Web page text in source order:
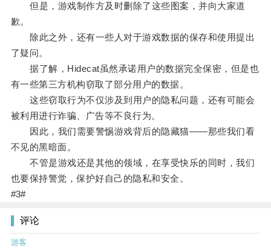
但是，游戏制作方及时删除了这些图案，并向大家道
歉。
除此之外，还有一些人对于游戏数据的保存和使用提出
了疑问。
据了解，Hidecat虽然承诺用户的数据完全保密，但是也
有一些第三方机构窃取了部分用户的数据。
这些窃取行为不仅涉及到用户的隐私问题，还有可能会
被利用进行诈骗、广告等不良行为。
因此，我们需要警惕游戏背后的隐藏猫——那些我们看
不见的黑暗面。
不管是游戏还是其他的领域，在享受快乐的同时，我们
也要保持警觉，保护好自己的隐私和安全。
#3#
评论
游客